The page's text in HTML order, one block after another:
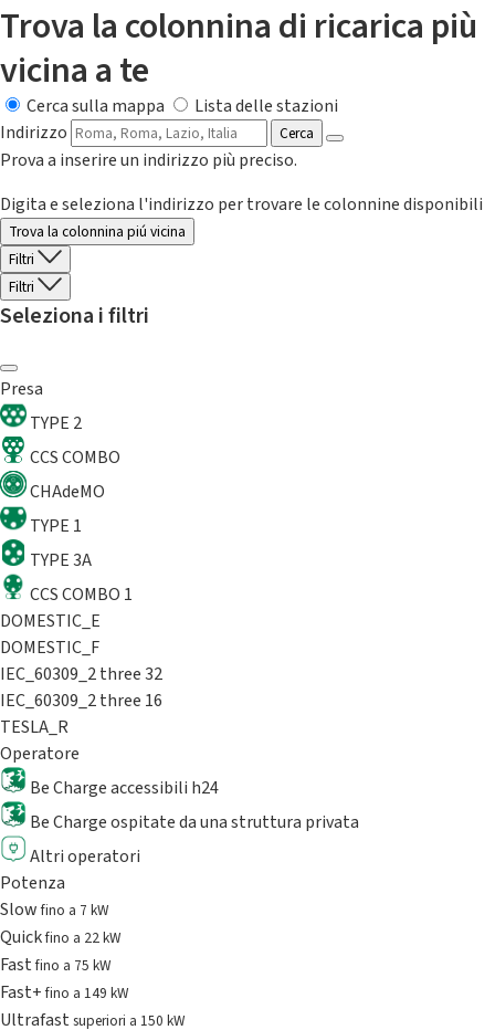
Trova la colonnina di ricarica più
vicina a te
Cerca sulla mappa
Lista delle stazioni
Indirizzo
Cerca
Prova a inserire un indirizzo più preciso.
Digita e seleziona l'indirizzo per trovare le colonnine disponibili
Trova la colonnina piú vicina
Filtri
Filtri
Seleziona i filtri
Presa
TYPE 2
CCS COMBO
CHAdeMO
TYPE 1
TYPE 3A
CCS COMBO 1
DOMESTIC_E
DOMESTIC_F
IEC_60309_2 three 32
IEC_60309_2 three 16
TESLA_R
Operatore
Be Charge accessibili h24
Be Charge ospitate da una struttura privata
Altri operatori
Potenza
Slowfino a 7 kW
Quickfino a 22 kW
Fastfino a 75 kW
Fast+fino a 149 kW
Ultrafast superiori a 150 kW